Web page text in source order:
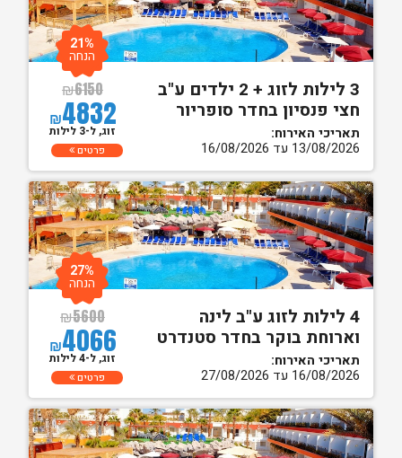
3 לילות לזוג + 2 ילדים ע"ב
חצי פנסיון בחדר סופריור
תאריכי האירוח:
13/08/2026 עד 16/08/2026
₪6150
₪4832
21%
הנחה
זוג, ל-3 לילות
פרטים
4 לילות לזוג ע"ב לינה
וארוחת בוקר בחדר סטנדרט
תאריכי האירוח:
16/08/2026 עד 27/08/2026
₪5600
₪4066
27%
הנחה
זוג, ל-4 לילות
פרטים